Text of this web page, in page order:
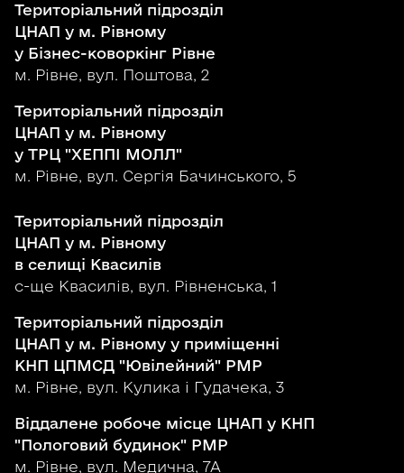
Територіальний підрозділ
ЦНАП у м. Рівному
у Бізнес-коворкінг Рівне
м. Рівне, вул. Поштова, 2
Територіальний підрозділ
ЦНАП у м. Рівному
у ТРЦ "ХЕППІ МОЛЛ"
м. Рівне, вул. Сергія Бачинського, 5
Територіальний підрозділ
ЦНАП у м. Рівному
в селищі Квасилів
с-ще Квасилів, вул. Рівненська, 1
Територіальний підрозділ
ЦНАП у м. Рівному у приміщенні
КНП ЦПМСД "Ювілейний" РМР
м. Рівне, вул. Кулика і Гудачека, 3
Віддалене робоче місце ЦНАП у КНП
"Пологовий будинок" РМР
м. Рівне, вул. Медична, 7А